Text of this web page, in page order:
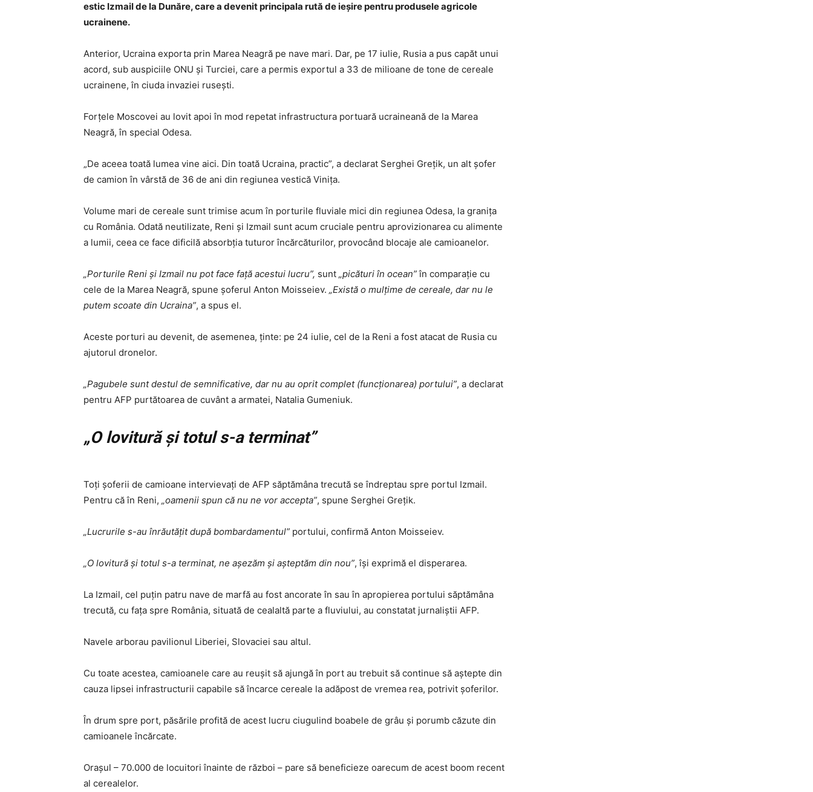
estic Izmail de la Dunăre, care a devenit principala rută de ieşire pentru produsele agricole
ucrainene.
Anterior, Ucraina exporta prin Marea Neagră pe nave mari. Dar, pe 17 iulie, Rusia a pus capăt unui
acord, sub auspiciile ONU şi Turciei, care a permis exportul a 33 de milioane de tone de cereale
ucrainene, în ciuda invaziei ruseşti.
Forţele Moscovei au lovit apoi în mod repetat infrastructura portuară ucraineană de la Marea
Neagră, în special Odesa.
„De aceea toată lumea vine aici. Din toată Ucraina, practic”, a declarat Serghei Greţik, un alt şofer
de camion în vârstă de 36 de ani din regiunea vestică Viniţa.
Volume mari de cereale sunt trimise acum în porturile fluviale mici din regiunea Odesa, la graniţa
cu România. Odată neutilizate, Reni şi Izmail sunt acum cruciale pentru aprovizionarea cu alimente
a lumii, ceea ce face dificilă absorbţia tuturor încărcăturilor, provocând blocaje ale camioanelor.
„Porturile Reni şi Izmail nu pot face faţă acestui lucru”, sunt „picături în ocean”în comparaţie cu
cele de la Marea Neagră, spune şoferul Anton Moisseiev. „Există o mulţime de cereale, dar nu le
putem scoate din Ucraina”, a spus el.
Aceste porturi au devenit, de asemenea, ţinte: pe 24 iulie, cel de la Reni a fost atacat de Rusia cu
ajutorul dronelor.
„Pagubele sunt destul de semnificative, dar nu au oprit complet (funcţionarea) portului”, a declarat
pentru AFP purtătoarea de cuvânt a armatei, Natalia Gumeniuk.
„O lovitură şi totul s-a terminat”
Toţi şoferii de camioane intervievaţi de AFP săptămâna trecută se îndreptau spre portul Izmail.
Pentru că în Reni, „oamenii spun că nu ne vor accepta”, spune Serghei Greţik.
„Lucrurile s-au înrăutăţit după bombardamentul” portului, confirmă Anton Moisseiev.
„O lovitură şi totul s-a terminat, ne aşezăm şi aşteptăm din nou”, îşi exprimă el disperarea.
La Izmail, cel puţin patru nave de marfă au fost ancorate în sau în apropierea portului săptămâna
trecută, cu faţa spre România, situată de cealaltă parte a fluviului, au constatat jurnaliştii AFP.
Navele arborau pavilionul Liberiei, Slovaciei sau altul.
Cu toate acestea, camioanele care au reuşit să ajungă în port au trebuit să continue să aştepte din
cauza lipsei infrastructurii capabile să încarce cereale la adăpost de vremea rea, potrivit şoferilor.
În drum spre port, păsările profită de acest lucru ciugulind boabele de grâu şi porumb căzute din
camioanele încărcate.
Oraşul – 70.000 de locuitori înainte de război – pare să beneficieze oarecum de acest boom recent
al cerealelor.